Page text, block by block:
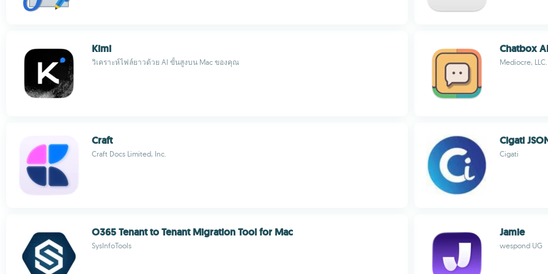
Kimi
วิเคราะห์ไฟล์ยาวด้วย AI ขั้นสูงบน Mac ของคุณ
Chatbox AI
Mediocre, LLC.
Craft
Craft Docs Limited, Inc.
Cigati
Cigati
O365 Tenant to Tenant Migration Tool for Mac
SysInfoTools
Jamie
wespond UG